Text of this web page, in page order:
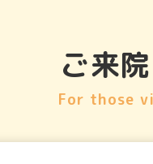
ご来
For those